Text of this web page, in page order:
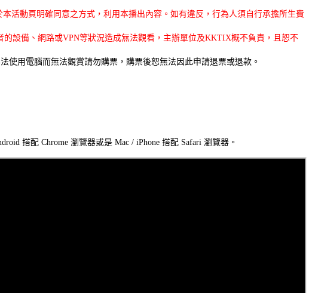
活動頁明確同意之方式，利用本播出內容。如有違反，行為人須自行承擔所生費
設備、網路或VPN等狀況造成無法觀看，主辦單位及KKTIX概不負責，且恕不
用電腦而無法觀賞請勿購票，購票後恕無法因此申請退票或退款。
搭配 Chrome 瀏覽器或是 Mac / iPhone 搭配 Safari 瀏覽器。